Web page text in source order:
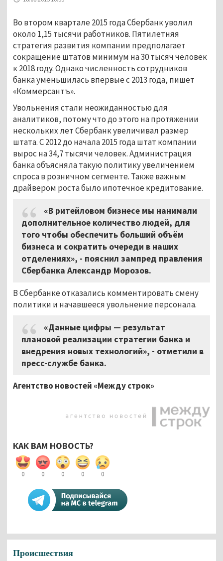
Во втором квартале 2015 года Сбербанк уволил
около 1,15 тысячи работников. Пятилетняя
стратегия развития компании предполагает
сокращение штатов минимум на 30 тысяч человек
к 2018 году. Однако численность сотрудников
банка уменьшилась впервые с 2013 года, пишет
«Коммерсантъ».
Увольнения стали неожиданностью для
аналитиков, потому что до этого на протяжении
нескольких лет Сбербанк увеличивал размер
штата. С 2012 до начала 2015 года штат компании
вырос на 34,7 тысячи человек. Администрация
банка объясняла такую политику увеличением
спроса в розничном сегменте. Также важным
драйвером роста было ипотечное кредитование.
«В ритейловом бизнесе мы нанимали
дополнительное количество людей, для
того чтобы обеспечить больший объём
бизнеса и сократить очереди в наших
отделениях», - пояснил зампред правления
Сбербанка Александр Морозов.
В Сбербанке отказались комментировать смену
политики и начавшееся увольнение персонала.
«Данные цифры — результат
плановой реализации стратегии банка и
внедрения новых технологий», - отметили в
пресс-службе банка.
Агентство новостей «Между строк»
КАК ВАМ НОВОСТЬ?
0 0 0 0 0
Происшествия